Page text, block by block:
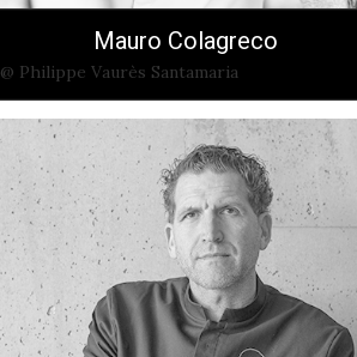
Mauro Colagreco
@ Philippe Vaurès Santamaria